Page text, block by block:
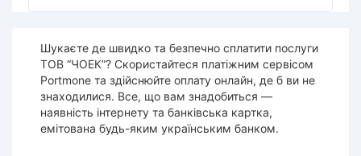
Шукаєте де швидко та безпечно сплатити послуги
ТОВ “ЧОЕК”? Скористайтеся платіжним сервісом
Portmone та здійснюйте оплату онлайн, де б ви не
знаходилися. Все, що вам знадобиться —
наявність інтернету та банківська картка,
емітована будь-яким українським банком.